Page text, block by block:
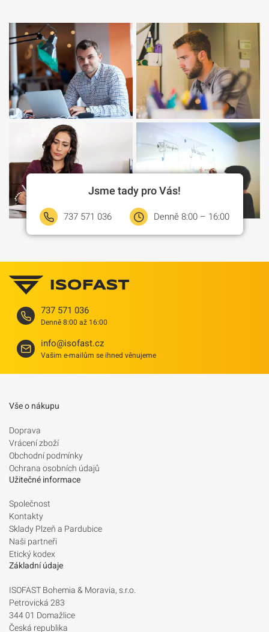
Jsme tady pro Vás!
737 571 036 Denně 8:00 – 16:00
737 571 036
Denně 8:00 až 16:00
info@isofast.cz
Vašim e-mailům se ihned věnujeme
Vše o nákupu
Doprava
Vrácení zboží
Obchodní podmínky
Ochrana osobních údajů
Užitečné informace
Společnost
Kontakty
Sklady Plzeň a Pardubice
Naši partneři
Etický kodex
Základní údaje
ISOFAST Bohemia & Moravia, s.r.o.
Petrovická 283
344 01 Domažlice
Česká republika